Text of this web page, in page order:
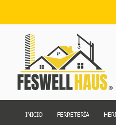
INICIO FERRETERÍA